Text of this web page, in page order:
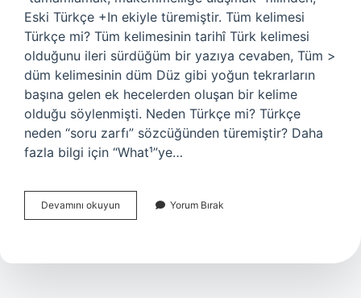
Eski Türkçe +In ekiyle türemiştir. Tüm kelimesi
Türkçe mi? Tüm kelimesinin tarihî Türk kelimesi
olduğunu ileri sürdüğüm bir yazıya cevaben, Tüm >
düm kelimesinin düm Düz gibi yoğun tekrarların
başına gelen ek hecelerden oluşan bir kelime
olduğu söylenmişti. Neden Türkçe mi? Türkçe
neden “soru zarfı” sözcüğünden türemiştir? Daha
fazla bilgi için “What¹”ye…
Devamını okuyun
Türkçe
Yorum Bırak